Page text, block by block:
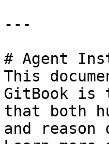
---
# Agent
This
GitBook is
that both
and